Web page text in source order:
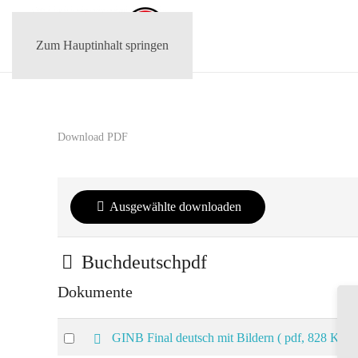
Zum Hauptinhalt springen
Download PDF
Ausgewählte downloaden
Ordner
Buchdeutschpdf
Dokumente
Select
pGINB Final deutsch mit Bildern ( pdf, 828 KB )